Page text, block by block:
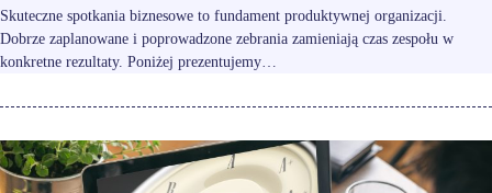
Skuteczne spotkania biznesowe to fundament produktywnej organizacji.
Dobrze zaplanowane i poprowadzone zebrania zamieniają czas zespołu w
konkretne rezultaty. Poniżej prezentujemy…